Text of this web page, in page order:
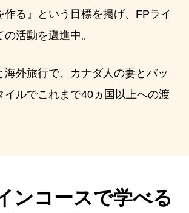
作る』という目標を掲げ、FPライ
活動を邁進中。
海外旅行で、カナダ人の妻とバッ
イルでこれまで40ヵ国以上への渡
ンコースで学べる